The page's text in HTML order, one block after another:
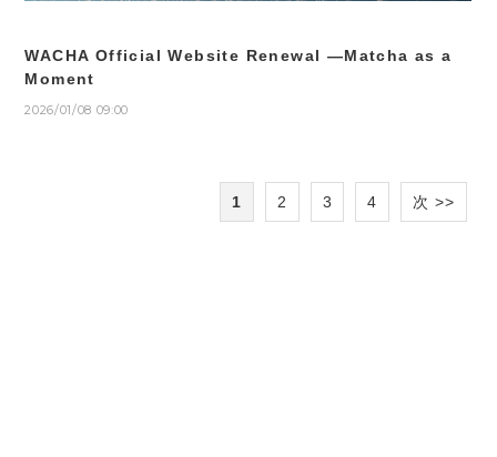
WACHA Official Website Renewal —Matcha as a
Moment
2026/01/08 09:00
1 2 3 4 次 >>